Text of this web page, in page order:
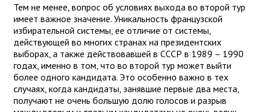
Тем не менее, вопрос об условиях выхода во второй тур
имеет важное значение. Уникальность французской
избирательной системы, ее отличие от системы,
действующей во многих странах на президентских
выборах, а также действовавшей в СССР в 1989 – 1990
годах, именно в том, что во второй тур может выйти
более одного кандидата. Это особенно важно в тех
случаях, когда кандидаты, занявшие первые два места,
получают не очень большую долю голосов и разрыв